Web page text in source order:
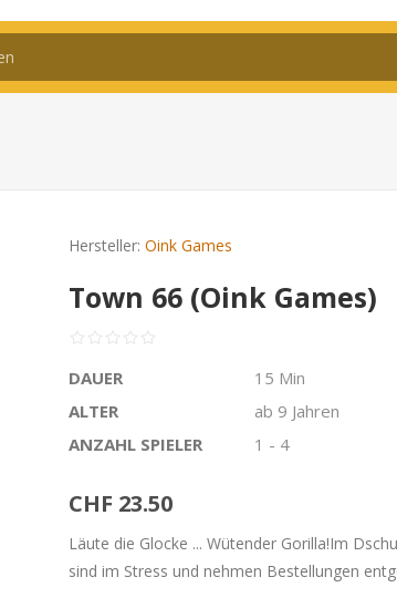
Hersteller: Oink Games
Town 66 (Oink Games)
DAUER
15 Min
ALTER
ab 9 Jahren
ANZAHL SPIELER
1 - 4
CHF 23.50
Läute die Glocke ... Wütender Gorilla!Im
sind im Stress und nehmen Bestellungen